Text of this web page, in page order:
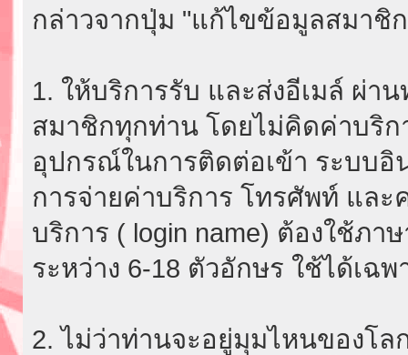
กล่าวจากปุ่ม "แก้ไขข้อมูลสมาชิ
1. ให้บริการรับ และส่งอีเมล์ ผ่า
สมาชิกทุกท่าน โดยไม่คิดค่าบริก
อุปกรณ์ในการติดต่อเข้า ระบบอิ
การจ่ายค่าบริการ โทรศัพท์ และ
บริการ ( login name) ต้องใช้ภ
ระหว่าง 6-18 ตัวอักษร ใช้ได้เฉ
2. ไม่ว่าท่านจะอยู่มุมไหนของโล